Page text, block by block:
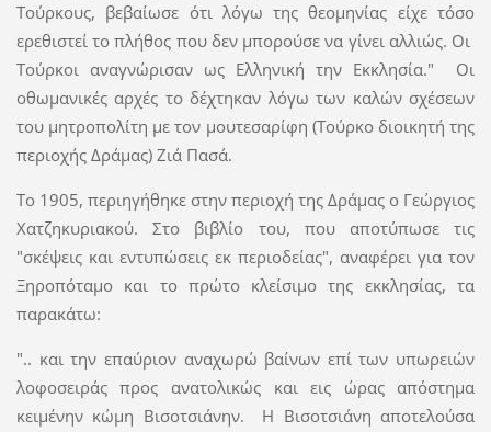
Τούρκους, βεβαίωσε ότι λόγω της θεομηνίας είχε τόσο
ερεθιστεί το πλήθος που δεν μπορούσε να γίνει αλλιώς. Οι
Τούρκοι αναγνώρισαν ως Ελληνική την Εκκλησία." Οι
οθωμανικές αρχές το δέχτηκαν λόγω των καλών σχέσεων
του μητροπολίτη με τον μουτεσαρίφη (Τούρκο διοικητή της
περιοχής Δράμας) Ζιά Πασά.
Το 1905, περιηγήθηκε στην περιοχή της Δράμας ο Γεώργιος
Χατζηκυριακού. Στο βιβλίο του, που αποτύπωσε τις
"σκέψεις και εντυπώσεις εκ περιοδείας", αναφέρει για τον
Ξηροπόταμο και το πρώτο κλείσιμο της εκκλησίας, τα
παρακάτω:
".. και την επαύριον αναχωρώ βαίνων επί των υπωρειών
λοφοσειράς προς ανατολικώς και εις ώρας απόστημα
κειμένην κώμη Βισοτσιάνην. Η Βισοτσιάνη αποτελούσα